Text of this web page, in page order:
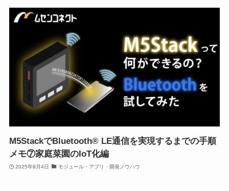
M5StackでBluetooth® LE通信を実現するまでの手順
メモ⑦家庭菜園のIoT化編
2025年9月4日 モジュール・アプリ・開発ノウハウ